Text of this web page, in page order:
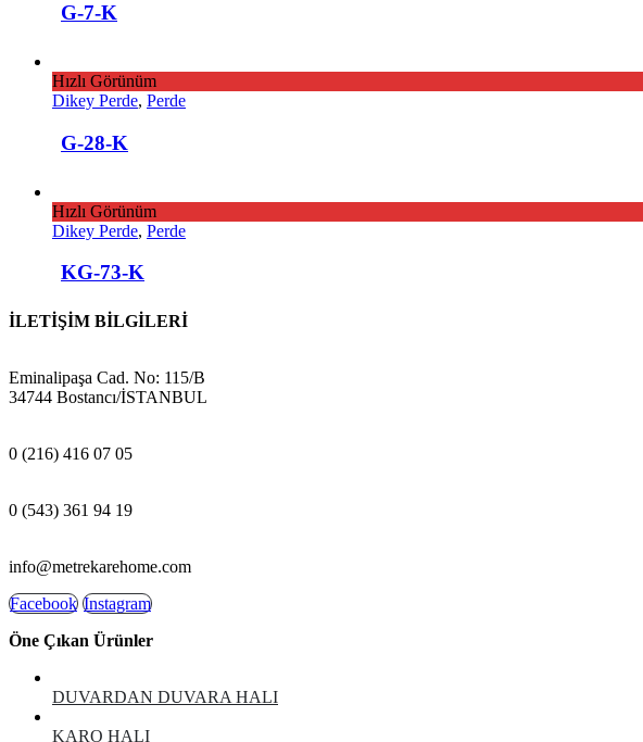
G-7-K
Hızlı Görünüm
Dikey Perde, Perde
G-28-K
Hızlı Görünüm
Dikey Perde, Perde
KG-73-K
İLETİŞİM BİLGİLERİ
Eminalipaşa Cad. No: 115/B
34744 Bostancı/İSTANBUL
0 (216) 416 07 05
0 (543) 361 94 19
info@metrekarehome.com
Facebook Instagram
Öne Çıkan Ürünler
DUVARDAN DUVARA HALI
KARO HALI